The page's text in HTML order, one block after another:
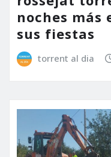
noches más
sus fiestas
torrent al dia